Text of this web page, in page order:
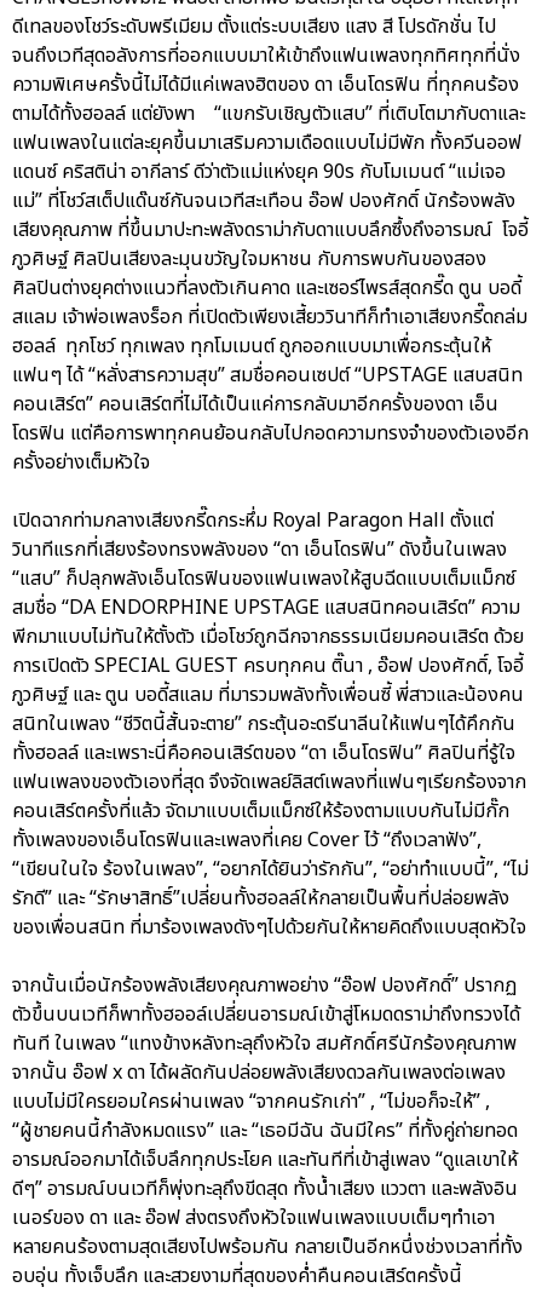
ดีเทลของโชว์ระดับพรีเมียม ตั้งแต่ระบบเสียง แสง สี โปรดักชั่น ไป
จนถึงเวทีสุดอลังการที่ออกแบบมาให้เข้าถึงแฟนเพลงทุกทิศทุกที่นั่ง
ความพิเศษครั้งนี้ไม่ได้มีแค่เพลงฮิตของ ดา เอ็นโดรฟิน ที่ทุกคนร้อง
ตามได้ทั้งฮอลล์ แต่ยังพา “แขกรับเชิญตัวแสบ” ที่เติบโตมากับดาและ
แฟนเพลงในแต่ละยุคขึ้นมาเสริมความเดือดแบบไม่มีพัก ทั้งควีนออฟ
แดนซ์ คริสติน่า อากีลาร์ ดีว่าตัวแม่แห่งยุค 90s กับโมเมนต์ “แม่เจอ
แม่” ที่โชว์สเต็ปแด๊นซ์กันจนเวทีสะเทือน อ๊อฟ ปองศักดิ์ นักร้องพลัง
เสียงคุณภาพ ที่ขึ้นมาปะทะพลังดราม่ากับดาแบบลึกซึ้งถึงอารมณ์ โจอี้
ภูวศิษฐ์ ศิลปินเสียงละมุนขวัญใจมหาชน กับการพบกันของสอง
ศิลปินต่างยุคต่างแนวที่ลงตัวเกินคาด และเซอร์ไพรส์สุดกรี๊ด ตูน บอดี้
สแลม เจ้าพ่อเพลงร็อก ที่เปิดตัวเพียงเสี้ยววินาทีก็ทำเอาเสียงกรี๊ดถล่ม
ฮอลล์ ทุกโชว์ ทุกเพลง ทุกโมเมนต์ ถูกออกแบบมาเพื่อกระตุ้นให้
แฟนๆ ได้ “หลั่งสารความสุข” สมชื่อคอนเซปต์ “UPSTAGE แสบสนิท
คอนเสิร์ต” คอนเสิร์ตที่ไม่ได้เป็นแค่การกลับมาอีกครั้งของดา เอ็น
โดรฟิน แต่คือการพาทุกคนย้อนกลับไปกอดความทรงจำของตัวเองอีก
ครั้งอย่างเต็มหัวใจ
เปิดฉากท่ามกลางเสียงกรี๊ดกระหึ่ม Royal Paragon Hall ตั้งแต่
วินาทีแรกที่เสียงร้องทรงพลังของ “ดา เอ็นโดรฟิน” ดังขึ้นในเพลง
“แสบ” ก็ปลุกพลังเอ็นโดรฟินของแฟนเพลงให้สูบฉีดแบบเต็มแม็กซ์
สมชื่อ “DA ENDORPHINE UPSTAGE แสบสนิทคอนเสิร์ต” ความ
พีกมาแบบไม่ทันให้ตั้งตัว เมื่อโชว์ถูกฉีกจากธรรมเนียมคอนเสิร์ต ด้วย
การเปิดตัว SPECIAL GUEST ครบทุกคน ติ๊นา , อ๊อฟ ปองศักดิ์, โจอี้
ภูวศิษฐ์ และ ตูน บอดี้สแลม ที่มารวมพลังทั้งเพื่อนซี้ พี่สาวและน้องคน
สนิทในเพลง “ชีวิตนี้สั้นจะตาย” กระตุ้นอะดรีนาลีนให้แฟนๆได้คึกกัน
ทั้งฮอลล์ และเพราะนี่คือคอนเสิร์ตของ “ดา เอ็นโดรฟิน” ศิลปินที่รู้ใจ
แฟนเพลงของตัวเองที่สุด จึงจัดเพลย์ลิสต์เพลงที่แฟนๆเรียกร้องจาก
คอนเสิร์ตครั้งที่แล้ว จัดมาแบบเต็มแม็กซ์ให้ร้องตามแบบกันไม่มีกั๊ก
ทั้งเพลงของเอ็นโดรฟินและเพลงที่เคย Cover ไว้ “ถึงเวลาฟัง”,
“เขียนในใจ ร้องในเพลง”, “อยากได้ยินว่ารักกัน”, “อย่าทำแบบนี้”, “ไม่
รักดี” และ “รักษาสิทธิ์”เปลี่ยนทั้งฮอลล์ให้กลายเป็นพื้นที่ปล่อยพลัง
ของเพื่อนสนิท ที่มาร้องเพลงดังๆไปด้วยกันให้หายคิดถึงแบบสุดหัวใจ
จากนั้นเมื่อนักร้องพลังเสียงคุณภาพอย่าง “อ๊อฟ ปองศักดิ์” ปรากฏ
ตัวขึ้นบนเวทีก็พาทั้งฮออล์เปลี่ยนอารมณ์เข้าสู่โหมดดราม่าถึงทรวงได้
ทันที ในเพลง “แทงข้างหลังทะลุถึงหัวใจ สมศักดิ์ศรีนักร้องคุณภาพ
จากนั้น อ๊อฟ x ดา ได้ผลัดกันปล่อยพลังเสียงดวลกันเพลงต่อเพลง
แบบไม่มีใครยอมใครผ่านเพลง “จากคนรักเก่า” , “ไม่ขอก็จะให้” ,
“ผู้ชายคนนี้กำลังหมดแรง” และ “เธอมีฉัน ฉันมีใคร” ที่ทั้งคู่ถ่ายทอด
อารมณ์ออกมาได้เจ็บลึกทุกประโยค และทันทีที่เข้าสู่เพลง “ดูแลเขาให้
ดีๆ” อารมณ์บนเวทีก็พุ่งทะลุถึงขีดสุด ทั้งน้ำเสียง แววตา และพลังอิน
เนอร์ของ ดา และ อ๊อฟ ส่งตรงถึงหัวใจแฟนเพลงแบบเต็มๆทำเอา
หลายคนร้องตามสุดเสียงไปพร้อมกัน กลายเป็นอีกหนึ่งช่วงเวลาที่ทั้ง
อบอุ่น ทั้งเจ็บลึก และสวยงามที่สุดของค่ำคืนคอนเสิร์ตครั้งนี้